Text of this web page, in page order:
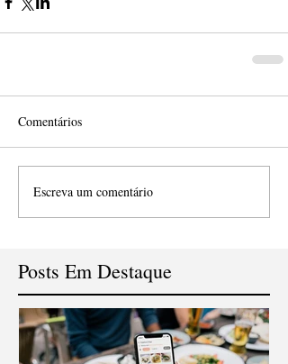
Comentários
Escreva um comentário
Posts Em Destaque